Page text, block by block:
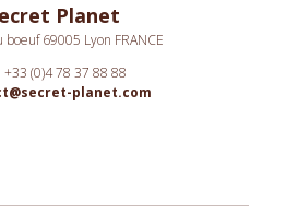
Planet
boeuf 69005 Lyon FRANCE
+33 (0)4 78 37 88 88
planet.com